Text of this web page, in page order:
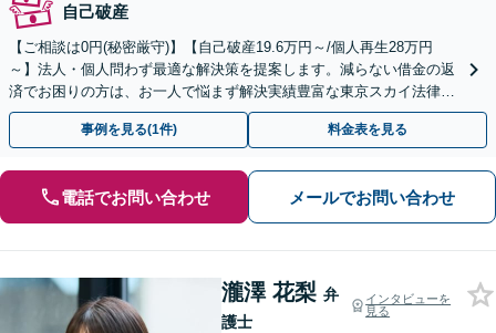
自己破産
【ご相談は0円(秘密厳守)】【自己破産19.6万円～/個人再生28万円
～】法人・個人問わず最適な解決策を提案します。減らない借金の返
済でお困りの方は、お一人で悩まず解決実績豊富な東京スカイ法律事
務所にご相談ください。
事例を見る(1件) 料金表を見る
電話でお問い合わせ メールでお問い合わせ
瀧澤 花梨 弁
護士
インタビューを
見る